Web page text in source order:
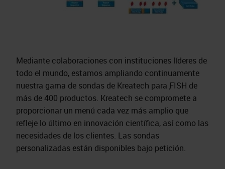
Mediante colaboraciones con instituciones líderes de
todo el mundo, estamos ampliando continuamente
nuestra gama de sondas de Kreatech para FISH de
más de 400 productos. Kreatech se compromete a
proporcionar un menú cada vez más amplio que
refleje lo último en innovación científica, así como las
necesidades de los clientes. Las sondas
personalizadas están disponibles bajo petición.